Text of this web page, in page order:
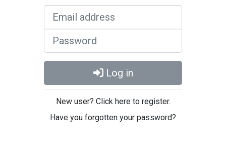
Log in
New user? Click here to register.
Have you forgotten your password?